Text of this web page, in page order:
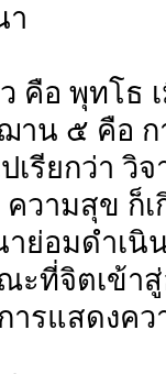
า
คือ พุทโธ
น ๕ คือ ก
เรียกว่า วิ
วามสุข ก็
ย่อมดำเนิ
ที่จิตเข้า
ารแสดงค